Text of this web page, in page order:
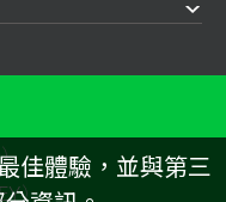
）
佳體驗，並與第三